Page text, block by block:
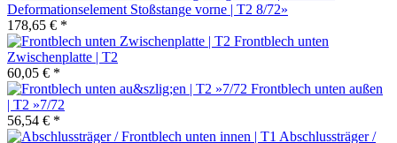
Deformationselement Stoßstange vorne | T2 8/72»
178,65 € *
Frontblech unten
Zwischenplatte | T2
60,05 € *
Frontblech unten außen
| T2 »7/72
56,54 € *
Abschlussträger /